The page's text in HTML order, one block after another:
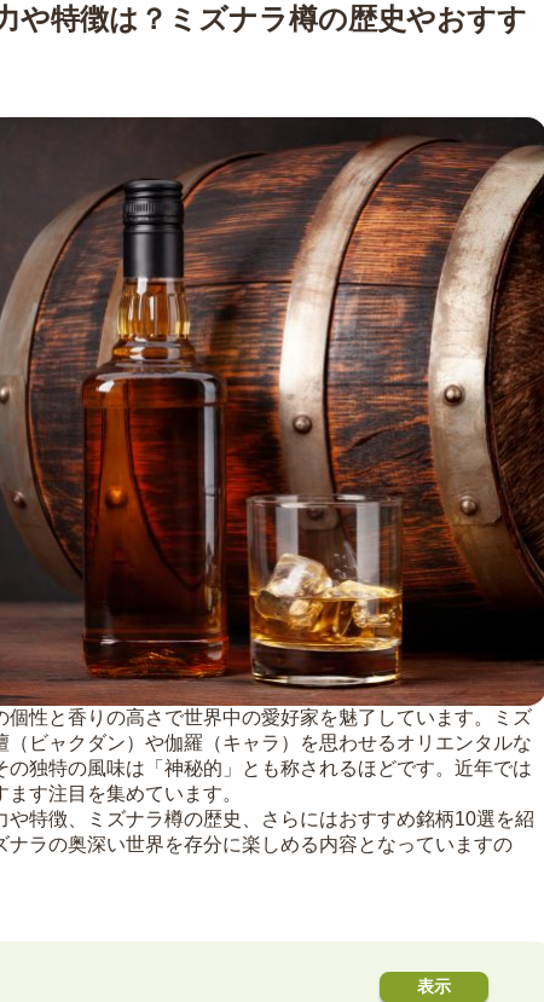
時計 毛皮 宝石 金券
や特徴は？ミズナラ樽の歴史やおすす
個性と香りの高さで世界中の愛好家を魅了しています。ミズ
ビャクダン）や伽羅（キャラ）を思わせるオリエンタルな
独特の風味は「神秘的」とも称されるほどです。近年では
す注目を集めています。
特徴、ミズナラ樽の歴史、さらにはおすすめ銘柄10選を紹
ラの奥深い世界を存分に楽しめる内容となっていますの